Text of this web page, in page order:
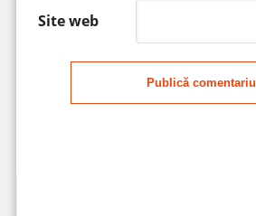
Site web
Publică comentariul